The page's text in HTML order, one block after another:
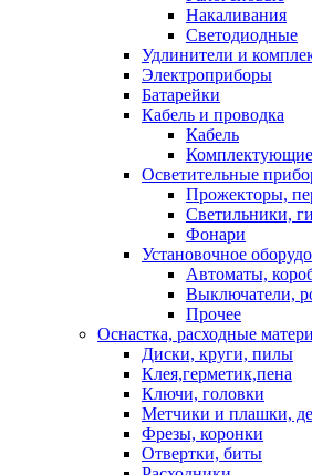
Накаливания
Светодиодные
Удлинители и
Электроприборы
Батарейки
Кабель и проводка
Кабель
Комплектующие
Осветительные
Прожекторы,
Светильники,
Фонари
Установочное
Автоматы,
Выключатели,
Прочее
Оснастка, расходные
Диски, круги, пилы
Клея,герметик,пена
Ключи, головки
Метчики и плашки,
Фрезы, коронки
Отвертки, биты